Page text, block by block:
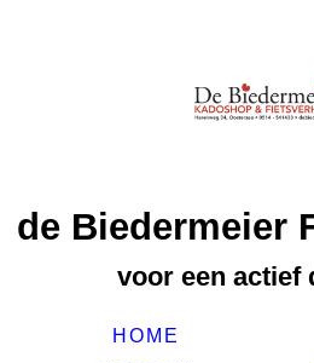
de Biedermeier
voor een actief
HOME